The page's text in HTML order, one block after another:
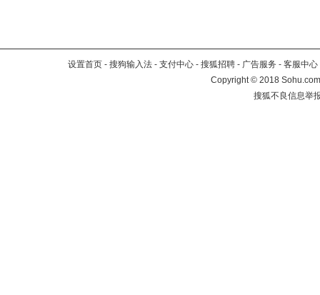
设置首页 - 搜狗输入法 - 支付中心 - 搜狐招聘 - 广告服务 - 客服中心
Copyright©2018
搜狐不良信息举